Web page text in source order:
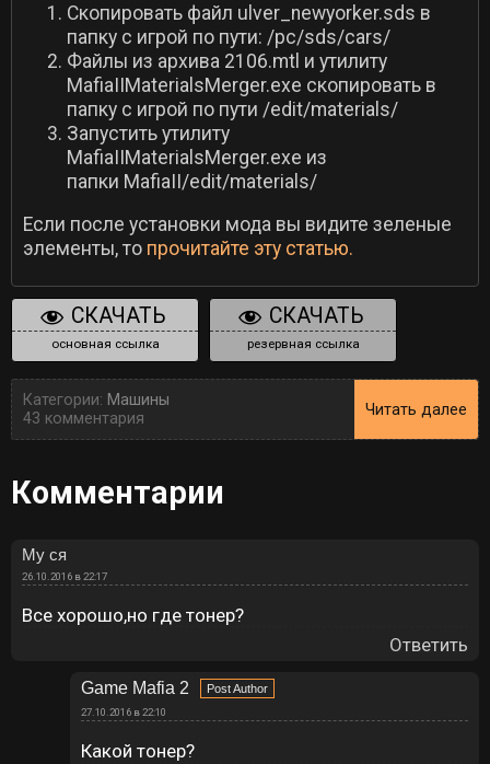
Cкопировать файл ulver_newyorker.sds в
папку с игрой по пути: /pc/sds/cars/
Файлы из архива 2106.mtl и утилиту
MafiaIIMaterialsMerger.exe скопировать в
папку с игрой по пути /edit/materials/
Запустить утилиту
MafiaIIMaterialsMerger.exe из
папки MafiaII/edit/materials/
Если после установки мода вы видите зеленые
элементы, то прочитайте эту статью.
СКАЧАТЬ
основная ссылка
СКАЧАТЬ
резервная ссылка
Категории: Машины
43 комментария
Читать далее
Комментарии
Му ся
26.10.2016 в 22:17
Все хорошо,но где тонер?
Ответить
Game Mafia 2
27.10.2016 в 22:10
Какой тонер?